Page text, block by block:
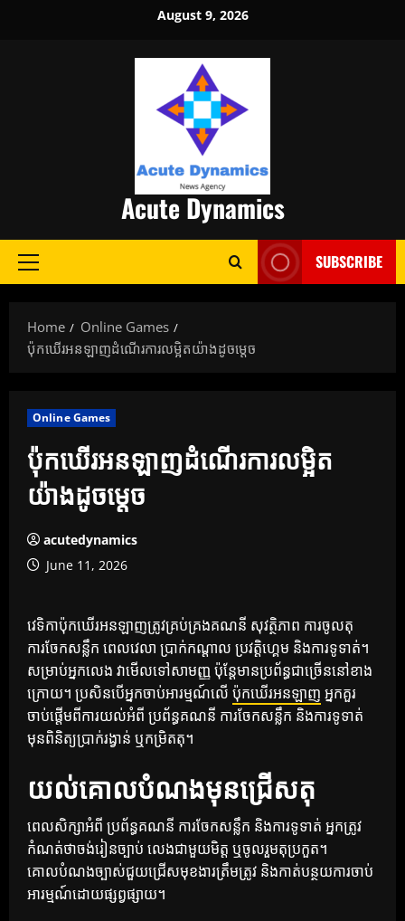
August 9, 2026
Acute Dynamics
Primary
SUBSCRIBE
Home
Online Games
ប៉ុកឃើរអនឡាញដំណើរការលម្អិតយ៉ាងដូចម្តេច
Online Games
ប៉ុកឃើរអនឡាញដំណើរការលម្អិត
យ៉ាងដូចម្តេច
acutedynamics
June 11, 2026
វេទិកាប៉ុកឃើរអនឡាញត្រូវគ្រប់គ្រងគណនី សុវត្ថិភាព ការចូលតុ
ការចែកសន្លឹក ពេលវេលា ប្រាក់កណ្តាល ប្រវត្តិហ្គេម និងការទូទាត់។
សម្រាប់អ្នកលេង វាមើលទៅសាមញ្ញ ប៉ុន្តែមានប្រព័ន្ធជាច្រើននៅខាង
ក្រោយ។ ប្រសិនបើអ្នកចាប់អារម្មណ៍លើ ប៉ុកឃើរអនឡាញ អ្នកគួរ
ចាប់ផ្តើមពីការយល់អំពី ប្រព័ន្ធគណនី ការចែកសន្លឹក និងការទូទាត់
មុនពិនិត្យប្រាក់រង្វាន់ ឬកម្រិតតុ។
យល់គោលបំណងមុនជ្រើសតុ
ពេលសិក្សាអំពី ប្រព័ន្ធគណនី ការចែកសន្លឹក និងការទូទាត់ អ្នកត្រូវ
កំណត់ថាចង់រៀនច្បាប់ លេងជាមួយមិត្ត ឬចូលរួមតុប្រកួត។
គោលបំណងច្បាស់ជួយជ្រើសមុខងារត្រឹមត្រូវ និងកាត់បន្ថយការចាប់
អារម្មណ៍ដោយផ្សព្វផ្សាយ។